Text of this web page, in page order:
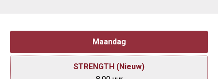
Maandag
STRENGTH (Nieuw)